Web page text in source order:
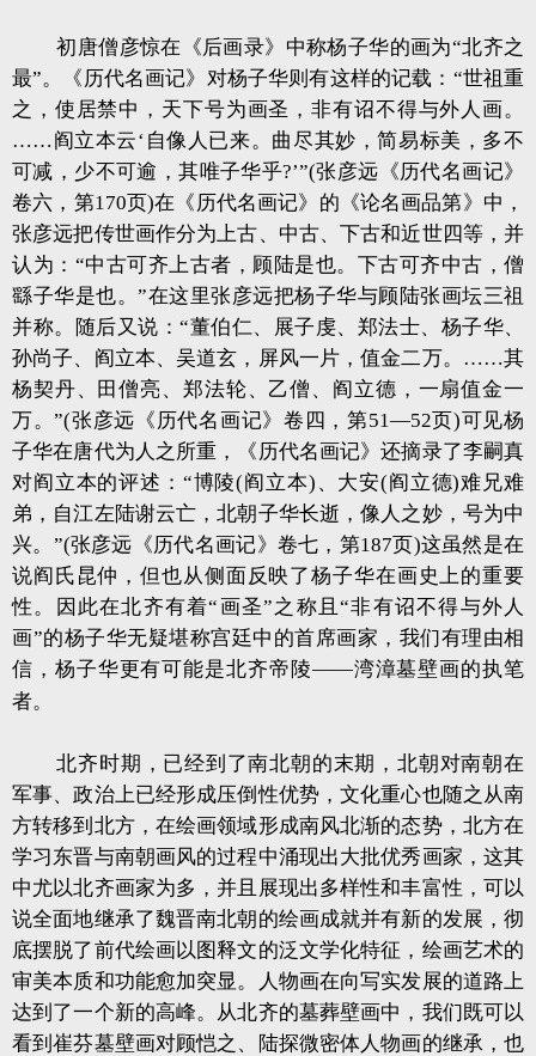
初唐僧彦惊在《后画录》中称杨子华的画为“北齐之
最”。《历代名画记》对杨子华则有这样的记载：“世祖重
之，使居禁中，天下号为画圣，非有诏不得与外人画。
……阎立本云‘自像人已来。曲尽其妙，简易标美，多不
可减，少不可逾，其唯子华乎?’”(张彦远《历代名画记》
卷六，第170页)在《历代名画记》的《论名画品第》中，
张彦远把传世画作分为上古、中古、下古和近世四等，并
认为：“中古可齐上古者，顾陆是也。下古可齐中古，僧
繇子华是也。”在这里张彦远把杨子华与顾陆张画坛三祖
并称。随后又说：“董伯仁、展子虔、郑法士、杨子华、
孙尚子、阎立本、吴道玄，屏风一片，值金二万。……其
杨契丹、田僧亮、郑法轮、乙僧、阎立德，一扇值金一
万。”(张彦远《历代名画记》卷四，第51—52页)可见杨
子华在唐代为人之所重，《历代名画记》还摘录了李嗣真
对阎立本的评述：“博陵(阎立本)、大安(阎立德)难兄难
弟，自江左陆谢云亡，北朝子华长逝，像人之妙，号为中
兴。”(张彦远《历代名画记》卷七，第187页)这虽然是在
说阎氏昆仲，但也从侧面反映了杨子华在画史上的重要
性。因此在北齐有着“画圣”之称且“非有诏不得与外人
画”的杨子华无疑堪称宫廷中的首席画家，我们有理由相
信，杨子华更有可能是北齐帝陵——湾漳墓壁画的执笔
者。
北齐时期，已经到了南北朝的末期，北朝对南朝在
军事、政治上已经形成压倒性优势，文化重心也随之从南
方转移到北方，在绘画领域形成南风北渐的态势，北方在
学习东晋与南朝画风的过程中涌现出大批优秀画家，这其
中尤以北齐画家为多，并且展现出多样性和丰富性，可以
说全面地继承了魏晋南北朝的绘画成就并有新的发展，彻
底摆脱了前代绘画以图释文的泛文学化特征，绘画艺术的
审美本质和功能愈加突显。人物画在向写实发展的道路上
达到了一个新的高峰。从北齐的墓葬壁画中，我们既可以
看到崔芬墓壁画对顾恺之、陆探微密体人物画的继承，也